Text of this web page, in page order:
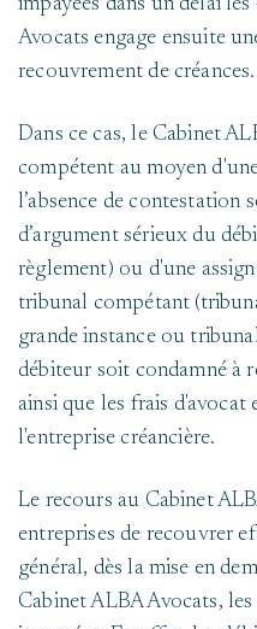
impayées dans un délai
Avocats engage ensuite
recouvrement de créances.
Dans ce cas, le Cabinet
compétent au moyen
l’absence de contestation
d’argument sérieux du
règlement) ou d'une
tribunal compétant
grande instance ou
débiteur soit condamné à
ainsi que les frais d'avocat
l'entreprise créancière.
Le recours au Cabinet
entreprises de recouvrer
général, dès la mise en
Cabinet ALBA Avocats,